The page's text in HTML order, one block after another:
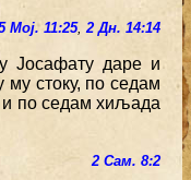
Мој. 11:25,2 Дн. 14:14
Јосафату даре и
стоку, по седам
по седам хиљада
2 Сам. 8:2